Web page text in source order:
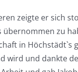
zeigte er sich
übernommen zu
in Höchstädt`s
wird und dankte